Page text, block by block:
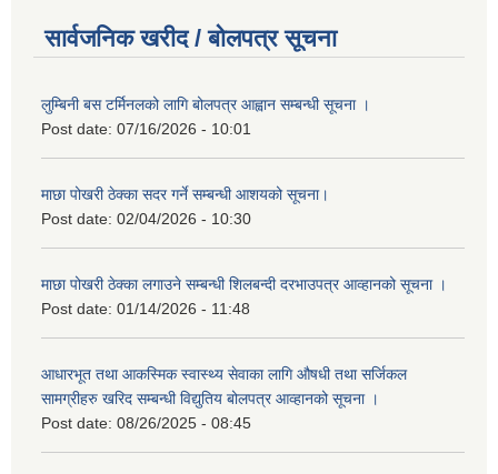
सार्वजनिक खरीद / बोलपत्र सूचना
लुम्बिनी बस टर्मिनलको लागि बोलपत्र आह्वान सम्बन्धी सूचना ।
Post date: 07/16/2026 - 10:01
माछा पोखरी ठेक्का सदर गर्ने सम्बन्धी आशयको सूचना।
Post date: 02/04/2026 - 10:30
माछा पोखरी ठेक्का लगाउने सम्बन्धी शिलबन्दी दरभाउपत्र आव्हानको सूचना ।
Post date: 01/14/2026 - 11:48
आधारभूत तथा आकस्मिक स्वास्थ्य सेवाका लागि औषधी तथा सर्जिकल
सामग्रीहरु खरिद सम्बन्धी विद्युतिय बोलपत्र आव्हानको सूचना ।
Post date: 08/26/2025 - 08:45